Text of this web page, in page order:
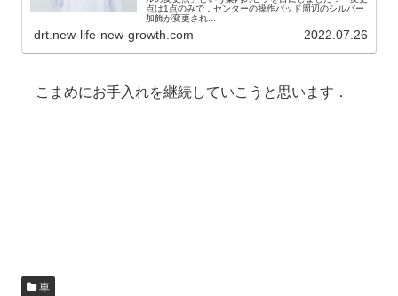
点は1点のみで，センターの操作パッド周辺のシルバー
加飾が変更され...
drt.new-life-new-growth.com 2022.07.26
こまめにお手入れを継続していこうと思います．
車